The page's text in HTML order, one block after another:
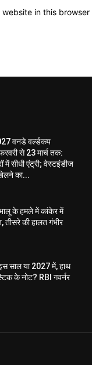
website in this
वनडे वर्ल्डकप
से 23 मार्च तक:
में सीधी एंट्री; वेस्टइंडीज
का...
के हमले में कांकेर में
तीसरे की हालत गंभीर
साल या 2027 में, हाथ
के नोट? RBI गवर्नर